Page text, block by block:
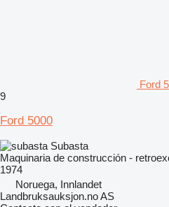
Ford
9
Ford 5000
Subasta
Maquinaria de construcción -
1974
Noruega, Innlandet
Landbruksauksjon.no AS